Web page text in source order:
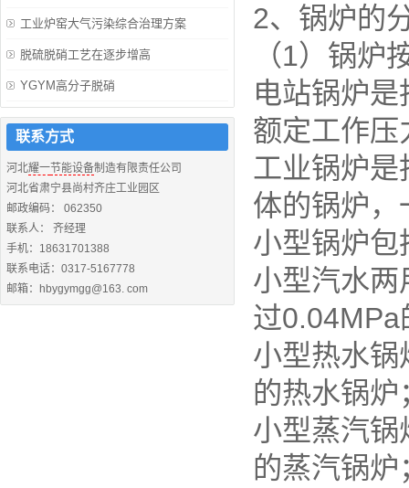
2、锅炉的
（1）锅炉
电站锅炉
额定工作
工业锅炉
体的锅炉
小型锅炉包
小型汽水
过0.04MPa
小型热水
的热水锅炉
小型蒸汽
的蒸汽锅炉
工业炉窑大气污染综合治理方案
脱硫脱硝工艺在逐步增高
YGYM高分子脱硝
联系方式
河北耀一节能设备制造有限责任公司
河北省肃宁县尚村齐庄工业园区
邮政编码： 062350
联系人： 齐经理
手机：18631701388
联系电话：0317-5167778
邮箱：hbygymgg@163. com